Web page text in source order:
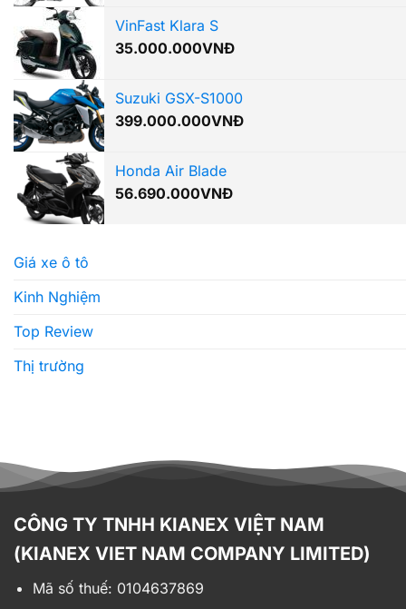
VinFast Klara S
35.000.000VNĐ
Suzuki GSX-S1000
399.000.000VNĐ
Honda Air Blade
56.690.000VNĐ
Giá xe ô tô
Kinh Nghiệm
Top Review
Thị trường
CÔNG TY TNHH KIANEX VIỆT NAM
(KIANEX VIET NAM COMPANY LIMITED)
Mã số thuế: 0104637869